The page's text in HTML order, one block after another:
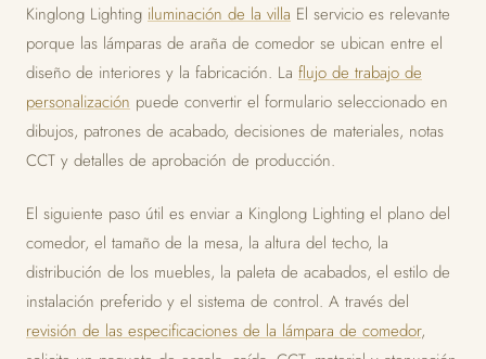
Kinglong Lighting iluminación de la villa El servicio es relevante
porque las lámparas de araña de comedor se ubican entre el
diseño de interiores y la fabricación. La flujo de trabajo de
personalización puede convertir el formulario seleccionado en
dibujos, patrones de acabado, decisiones de materiales, notas
CCT y detalles de aprobación de producción.
El siguiente paso útil es enviar a Kinglong Lighting el plano del
comedor, el tamaño de la mesa, la altura del techo, la
distribución de los muebles, la paleta de acabados, el estilo de
instalación preferido y el sistema de control. A través del
revisión de las especificaciones de la lámpara de comedor,